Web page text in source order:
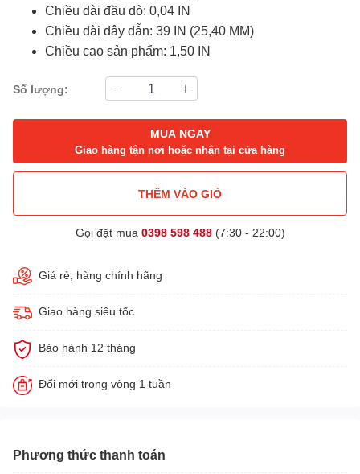
Chiều dài đầu dò: 0,04 IN
Chiều dài dây dẫn: 39 IN (25,40 MM)
Chiều cao sản phẩm: 1,50 IN
Số lượng:
MUA NGAY
Giao hàng tận nơi hoặc nhận tại cửa hàng
THÊM VÀO GIỎ
Gọi đặt mua 0398 598 488(7:30 - 22:00)
Giá rẻ, hàng chính hãng
Giao hàng siêu tốc
Bảo hành 12 tháng
Đổi mới trong vòng 1 tuần
Phương thức thanh toán